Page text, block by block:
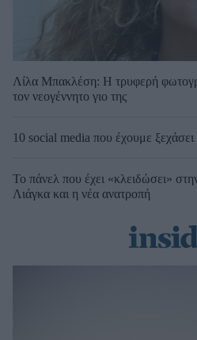
Λίλα Μπακλέση: Η τρυφερή
τον νεογέννητο γιο της
10 social media που έχουμε ξεχάσει
Το πάνελ που έχει «κλειδώσει»
Λιάγκα και η νέα ανατροπή